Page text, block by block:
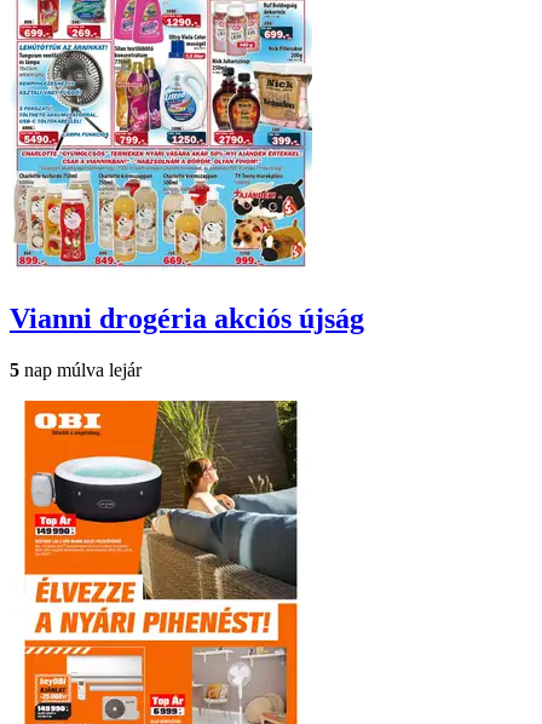
Vianni drogéria akciós újság
5 nap múlva lejár